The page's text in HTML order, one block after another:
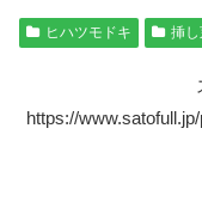
ヒハツモドキ 挿し
https://